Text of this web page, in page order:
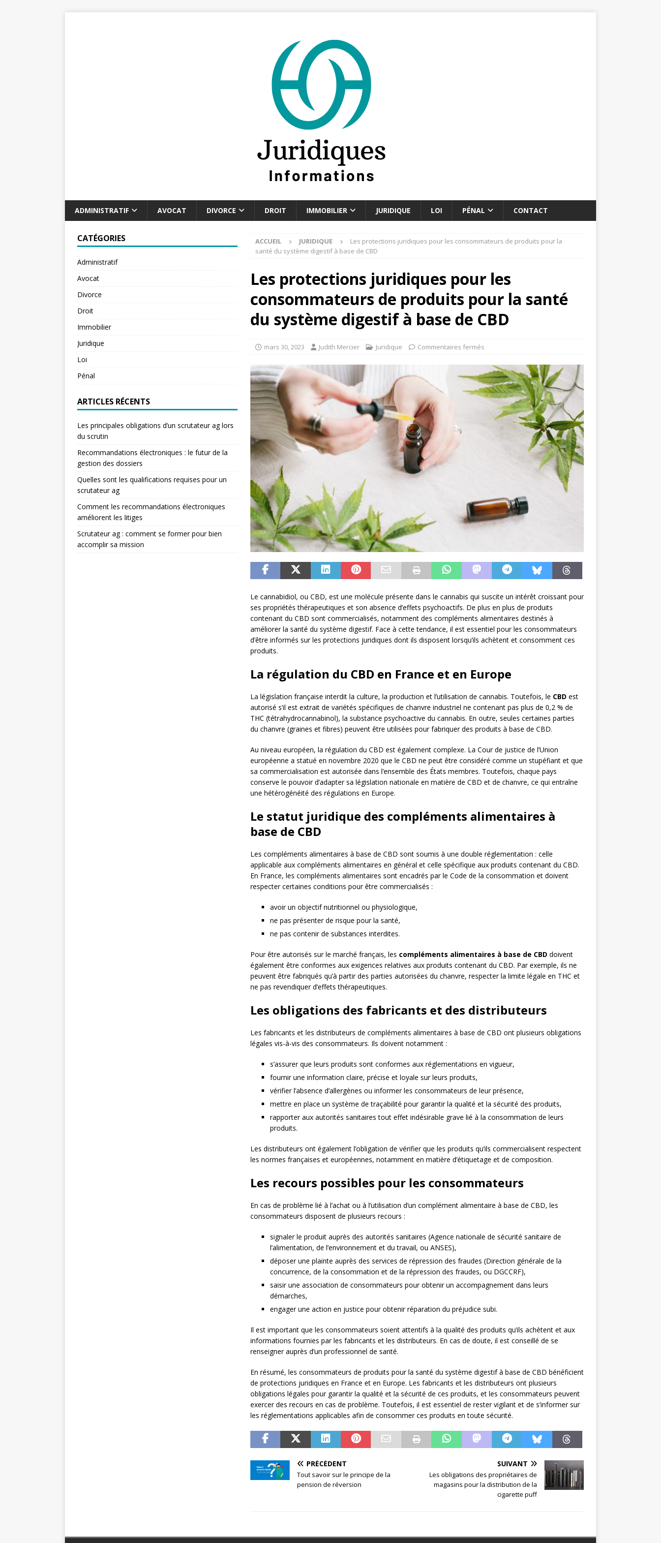
ADMINISTRATIF AVOCAT DIVORCE DROIT IMMOBILIER JURIDIQUE LOI PÉNAL CONTACT
ACCUEIL JURIDIQUE
Les protections juridiques pour les consommateurs de produits pour la
santé du système digestif à base de CBD
Les protections juridiques pour les
consommateurs de produits pour la santé
du système digestif à base de CBD
mars 30, 2023 Judith Mercier Juridique Commentaires fermés
Le cannabidiol, ou CBD, est une molécule présente dans le cannabis qui suscite un intérêt croissant pour
ses propriétés thérapeutiques et son absence d’effets psychoactifs. De plus en plus de produits
contenant du CBD sont commercialisés, notamment des compléments alimentaires destinés à
améliorer la santé du système digestif. Face à cette tendance, il est essentiel pour les consommateurs
d’être informés sur les protections juridiques dont ils disposent lorsqu’ils achètent et consomment ces
produits.
La régulation du CBD en France et en Europe
La législation française interdit la culture, la production et l’utilisation de cannabis. Toutefois, le CBD est
autorisé s’il est extrait de variétés spécifiques de chanvre industriel ne contenant pas plus de 0,2 % de
THC (tétrahydrocannabinol), la substance psychoactive du cannabis. En outre, seules certaines parties
du chanvre (graines et fibres) peuvent être utilisées pour fabriquer des produits à base de CBD.
Au niveau européen, la régulation du CBD est également complexe. La Cour de justice de l’Union
européenne a statué en novembre 2020 que le CBD ne peut être considéré comme un stupéfiant et que
sa commercialisation est autorisée dans l’ensemble des États membres. Toutefois, chaque pays
conserve le pouvoir d’adapter sa législation nationale en matière de CBD et de chanvre, ce qui entraîne
une hétérogénéité des régulations en Europe.
Le statut juridique des compléments alimentaires à
base de CBD
Les compléments alimentaires à base de CBD sont soumis à une double réglementation : celle
applicable aux compléments alimentaires en général et celle spécifique aux produits contenant du CBD.
En France, les compléments alimentaires sont encadrés par le Code de la consommation et doivent
respecter certaines conditions pour être commercialisés :
avoir un objectif nutritionnel ou physiologique,
ne pas présenter de risque pour la santé,
ne pas contenir de substances interdites.
Pour être autorisés sur le marché français, les compléments alimentaires à base de CBD doivent
également être conformes aux exigences relatives aux produits contenant du CBD. Par exemple, ils ne
peuvent être fabriqués qu’à partir des parties autorisées du chanvre, respecter la limite légale en THC et
ne pas revendiquer d’effets thérapeutiques.
Les obligations des fabricants et des distributeurs
Les fabricants et les distributeurs de compléments alimentaires à base de CBD ont plusieurs obligations
légales vis-à-vis des consommateurs. Ils doivent notamment :
s’assurer que leurs produits sont conformes aux réglementations en vigueur,
fournir une information claire, précise et loyale sur leurs produits,
vérifier l’absence d’allergènes ou informer les consommateurs de leur présence,
mettre en place un système de traçabilité pour garantir la qualité et la sécurité des produits,
rapporter aux autorités sanitaires tout effet indésirable grave lié à la consommation de leurs
produits.
Les distributeurs ont également l’obligation de vérifier que les produits qu’ils commercialisent respectent
les normes françaises et européennes, notamment en matière d’étiquetage et de composition.
Les recours possibles pour les consommateurs
En cas de problème lié à l’achat ou à l’utilisation d’un complément alimentaire à base de CBD, les
consommateurs disposent de plusieurs recours :
signaler le produit auprès des autorités sanitaires (Agence nationale de sécurité sanitaire de
l’alimentation, de l’environnement et du travail, ou ANSES),
déposer une plainte auprès des services de répression des fraudes (Direction générale de la
concurrence, de la consommation et de la répression des fraudes, ou DGCCRF),
saisir une association de consommateurs pour obtenir un accompagnement dans leurs
démarches,
engager une action en justice pour obtenir réparation du préjudice subi.
Il est important que les consommateurs soient attentifs à la qualité des produits qu’ils achètent et aux
informations fournies par les fabricants et les distributeurs. En cas de doute, il est conseillé de se
renseigner auprès d’un professionnel de santé.
En résumé, les consommateurs de produits pour la santé du système digestif à base de CBD bénéficient
de protections juridiques en France et en Europe. Les fabricants et les distributeurs ont plusieurs
obligations légales pour garantir la qualité et la sécurité de ces produits, et les consommateurs peuvent
exercer des recours en cas de problème. Toutefois, il est essentiel de rester vigilant et de s’informer sur
les réglementations applicables afin de consommer ces produits en toute sécurité.
PRÉCÉDENT
Tout savoir sur le principe de la
pension de réversion
SUIVANT
Les obligations des propriétaires de
magasins pour la distribution de la
cigarette puff
CATÉGORIES
Administratif
Avocat
Divorce
Droit
Immobilier
Juridique
Loi
Pénal
ARTICLES RÉCENTS
Les principales obligations d’un scrutateur ag lors
du scrutin
Recommandations électroniques : le futur de la
gestion des dossiers
Quelles sont les qualifications requises pour un
scrutateur ag
Comment les recommandations électroniques
améliorent les litiges
Scrutateur ag : comment se former pour bien
accomplir sa mission